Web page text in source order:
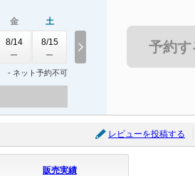
金
8/14
土
8/15
- ネット予約不可
予約す
レビューを投稿する
販売実績